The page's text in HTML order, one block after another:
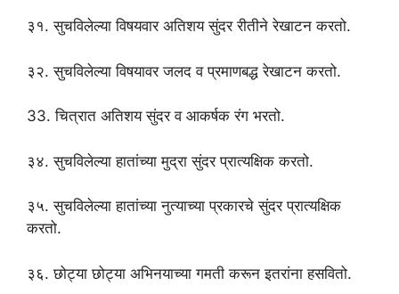
३१. सुचविलेल्या विषयवार अतिशय सुंदर रीतीने रेखाटन करतो.
३२. सुचविलेल्या विषयावर जलद व प्रमाणबद्ध रेखाटन करतो.
33. चित्रात अतिशय सुंदर व आकर्षक रंग भरतो.
३४. सुचविलेल्या हातांच्या मुद्रा सुंदर प्रात्यक्षिक करतो.
३५. सुचविलेल्या हातांच्या नुत्याच्या प्रकारचे सुंदर प्रात्यक्षिक
करतो.
३६. छोट्या छोट्या अभिनयाच्या गमती करून इतरांना हसवितो.